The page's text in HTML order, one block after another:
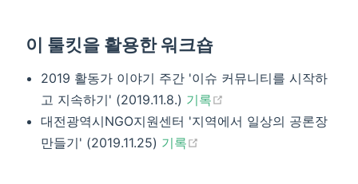
이 툴킷을 활용한 워크숍
2019 활동가 이야기 주간 '이슈 커뮤니티를 시작하
고 지속하기' (2019.11.8.) 기록
대전광역시NGO지원센터 '지역에서 일상의 공론장
만들기' (2019.11.25) 기록